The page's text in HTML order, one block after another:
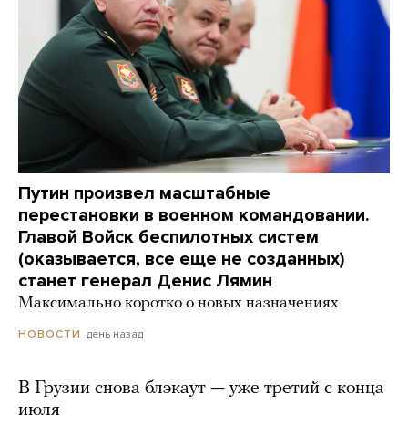
Путин произвел масштабные
перестановки в военном командовании.
Главой Войск беспилотных систем
(оказывается, все еще не созданных)
станет генерал Денис Лямин
Максимально коротко о новых назначениях
НОВОСТИ день назад
В Грузии снова блэкаут — уже третий с конца
июля